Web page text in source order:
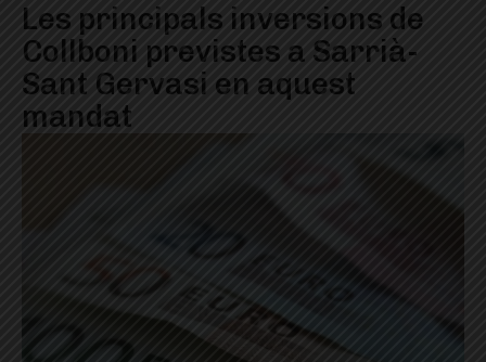
Les principals inversions de
Collboni previstes a Sarrià-
Sant Gervasi en aquest
mandat